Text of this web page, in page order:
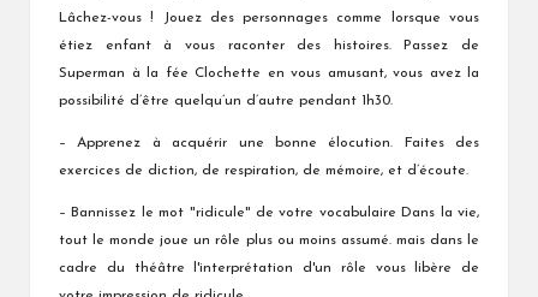
Lâchez-vous ! Jouez des personnages comme lorsque vous
étiez enfant à vous raconter des histoires. Passez de
Superman à la fée Clochette en vous amusant, vous avez la
possibilité d’être quelqu’un d’autre pendant 1h30.
– Apprenez à acquérir une bonne élocution. Faites des
exercices de diction, de respiration, de mémoire, et d’écoute.
– Bannissez le mot "ridicule" de votre vocabulaire Dans la vie,
tout le monde joue un rôle plus ou moins assumé. mais dans le
cadre du théâtre l'interprétation d'un rôle vous libère de